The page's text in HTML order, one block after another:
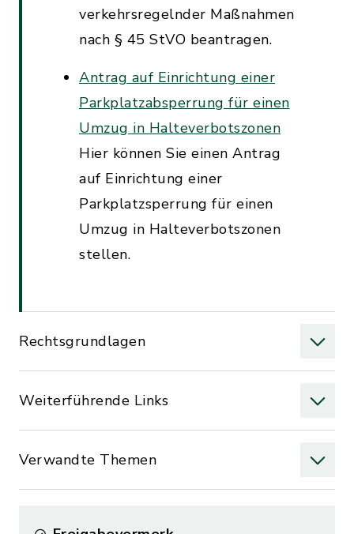
verkehrsregelnder Maßnahmen
nach § 45 StVO beantragen.
Antrag auf Einrichtung einer
Parkplatzabsperrung für einen
Umzug in Halteverbotszonen
Hier können Sie einen Antrag
auf Einrichtung einer
Parkplatzsperrung für einen
Umzug in Halteverbotszonen
stellen.
Rechtsgrundlagen
Weiterführende Links
Verwandte Themen